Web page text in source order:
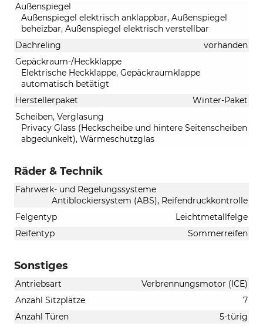
Außenspiegel
Außenspiegel elektrisch anklappbar, Außenspiegel
beheizbar, Außenspiegel elektrisch verstellbar
Dachreling
vorhanden
Gepäckraum-/Heckklappe
Elektrische Heckklappe, Gepäckraumklappe
automatisch betätigt
Herstellerpaket
Winter-Paket
Scheiben, Verglasung
Privacy Glass (Heckscheibe und hintere Seitenscheiben
abgedunkelt), Wärmeschutzglas
Räder & Technik
Fahrwerk- und Regelungssysteme
Antiblockiersystem (ABS), Reifendruckkontrolle
Felgentyp
Leichtmetallfelge
Reifentyp
Sommerreifen
Sonstiges
Antriebsart
Verbrennungsmotor (ICE)
Anzahl Sitzplätze
7
Anzahl Türen
5-türig